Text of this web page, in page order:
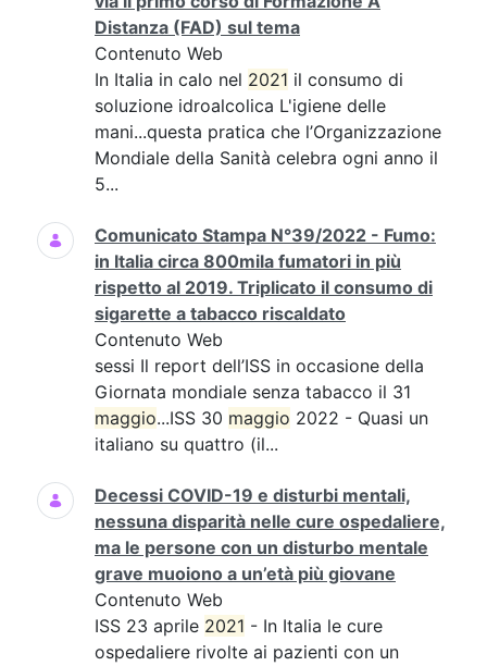
Distanza (FAD) sul tema
Contenuto Web
In Italia in calo nel 2021 il consumo di
soluzione idroalcolica L'igiene delle
mani...questa pratica che l’Organizzazione
Mondiale della Sanità celebra ogni anno il
5...
Comunicato Stampa N°39/2022 - Fumo:
in Italia circa 800mila fumatori in più
rispetto al 2019. Triplicato il consumo di
sigarette a tabacco riscaldato
Contenuto Web
sessi Il report dell’ISS in occasione della
Giornata mondiale senza tabacco il 31
maggio...ISS 30 maggio 2022 - Quasi un
italiano su quattro (il...
Decessi COVID-19 e disturbi mentali,
nessuna disparità nelle cure ospedaliere,
ma le persone con un disturbo mentale
grave muoiono a un’età più giovane
Contenuto Web
ISS 23 aprile 2021 - In Italia le cure
ospedaliere rivolte ai pazienti con un